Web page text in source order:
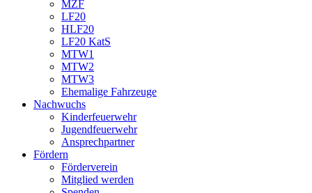
MZF
LF20
HLF20
LF20 KatS
MTW1
MTW2
MTW3
Ehemalige Fahrzeuge
Nachwuchs
Kinderfeuerwehr
Jugendfeuerwehr
Ansprechpartner
Fördern
Förderverein
Mitglied werden